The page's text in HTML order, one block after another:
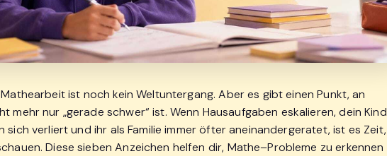
ist noch kein Weltuntergang. Aber es gibt einen Punkt, an
mehr nur „gerade schwer“ ist. Wenn Hausaufgaben eskalieren, dein Kind
sich verliert und ihr als Familie immer öfter aneinandergeratet, ist es Zeit,
Diese sieben Anzeichen helfen dir, Mathe–Probleme zu erkennen